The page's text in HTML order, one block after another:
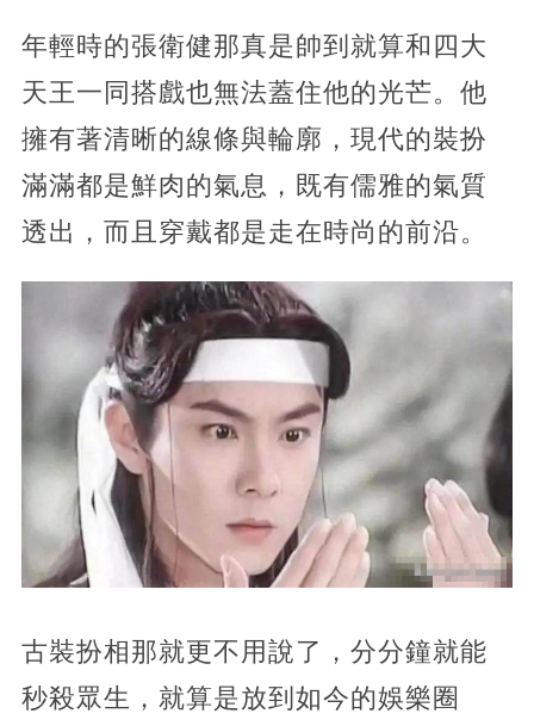
年輕時的張衛健那真是帥到就算和四大
天王一同搭戲也無法蓋住他的光芒。他
擁有著清晰的線條與輪廓，現代的裝扮
滿滿都是鮮肉的氣息，既有儒雅的氣質
透出，而且穿戴都是走在時尚的前沿。
古裝扮相那就更不用說了，分分鐘就能
秒殺眾生，就算是放到如今的娛樂圈